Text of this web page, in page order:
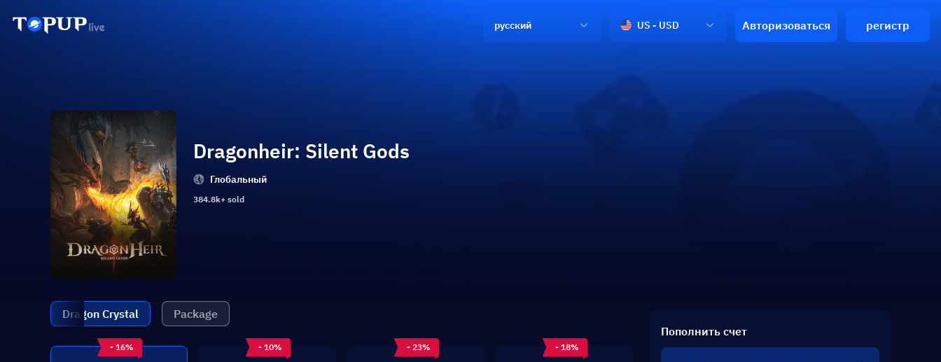
русский US - USD Авторизоваться регистр
Dragonheir: Silent Gods
Глобальный
384.8k+ sold
Dragon Crystal Package
- 16% - 10% - 23% - 18%
Пополнить счет